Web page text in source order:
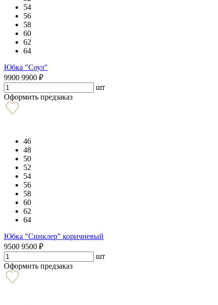
54
56
58
60
62
64
Юбка "Соул"
9900 9900 ₽
шт
Оформить предзаказ
46
48
50
52
54
56
58
60
62
64
Юбка "Синклер" коричневый
9500 9500 ₽
шт
Оформить предзаказ